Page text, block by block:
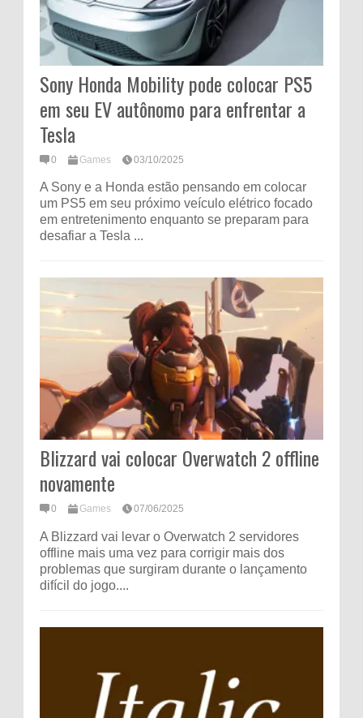
Sony Honda Mobility pode colocar PS5
em seu EV autônomo para enfrentar a
Tesla
0 Games 03/10/2025
A Sony e a Honda estão pensando em colocar
um PS5 em seu próximo veículo elétrico focado
em entretenimento enquanto se preparam para
desafiar a Tesla ...
Blizzard vai colocar Overwatch 2 offline
novamente
0 Games 07/06/2025
A Blizzard vai levar o Overwatch 2 servidores
offline mais uma vez para corrigir mais dos
problemas que surgiram durante o lançamento
difícil do jogo....